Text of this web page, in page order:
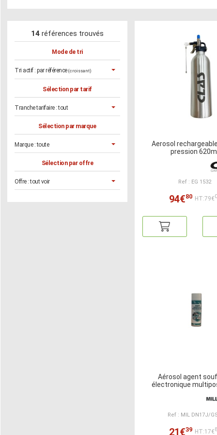
14références trouvés
Mode de tri
Tri actif : par référence (croissant)
Sélection par tarif
Tranche tarifaire :tout
Sélection par marque
Marque :toute
Sélection par offre
Offre :tout voir
Aerosol
pression
Ref : EG 1532
94€80 HT:79€
Aérosol agent
électronique
Ref : MIL DN17J/
21€39 HT:17€